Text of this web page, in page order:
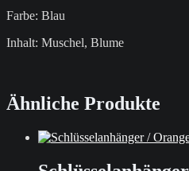
Farbe: Blau
Inhalt: Muschel, Blume
Ähnliche Produkte